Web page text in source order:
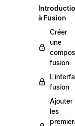
à Fusion
Créer
une
fusion
fusion
Ajouter
les